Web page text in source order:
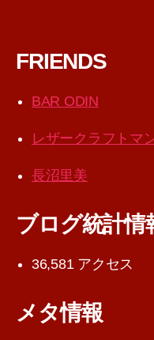
FRIENDS
BAR ODIN
レザークラフトマ
長沼里美
ブログ統計情
36,581 アクセス
メタ情報